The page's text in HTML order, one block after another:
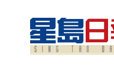
content